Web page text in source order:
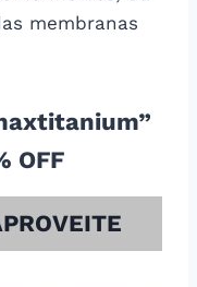
membranas
OFF